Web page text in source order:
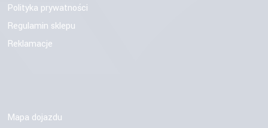
Polityka prywatności
Regulamin sklepu
Reklamacje
Mapa dojazdu